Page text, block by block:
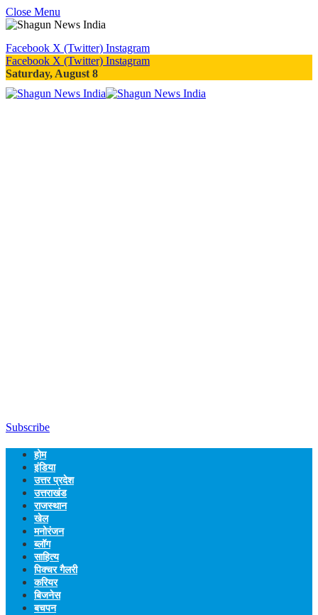
Close Menu
Facebook X (Twitter) Instagram
Facebook X (Twitter) Instagram
Saturday, August 8
Subscribe
होम
इंडिया
उत्तर प्रदेश
उत्तराखंड
राजस्थान
खेल
मनोरंजन
ब्लॉग
साहित्य
पिक्चर गैलरी
करियर
बिजनेस
बचपन